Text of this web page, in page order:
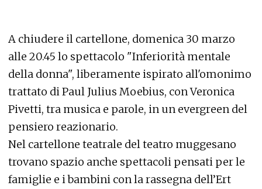
A chiudere il cartellone, domenica 30 marzo
alle 20.45 lo spettacolo "Inferiorità mentale
della donna", liberamente ispirato all'omonimo
trattato di Paul Julius Moebius, con Veronica
Pivetti, tra musica e parole, in un evergreen del
pensiero reazionario.
Nel cartellone teatrale del teatro muggesano
trovano spazio anche spettacoli pensati per le
famiglie e i bambini con la rassegna dell’Ert